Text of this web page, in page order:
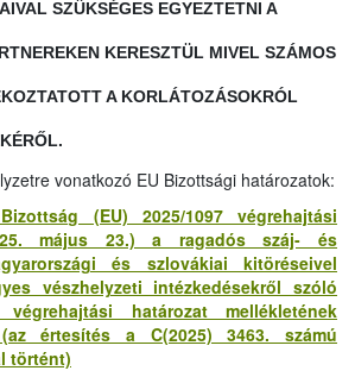
SZÜKSÉGES EGYEZTETNI A
KERESZTÜL MIVEL SZÁMOS
A KORLÁTOZÁSOKRÓL
vonatkozó EU Bizottsági határozatok:
(EU) 2025/1097 végrehajtási
május 23.) a ragadós száj- és
és szlovákiai kitöréseivel
vészhelyzeti intézkedésekről szóló
végrehajtási határozat mellékletének
értesítés a C(2025) 3463. számú
történt)